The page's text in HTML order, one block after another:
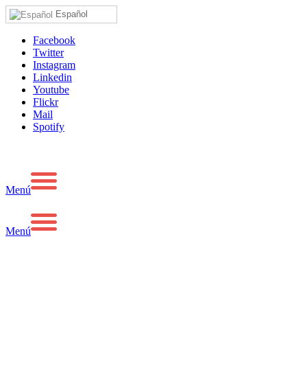
Español
Facebook
Twitter
Instagram
Linkedin
Youtube
Flickr
Mail
Spotify
Menú
Menú